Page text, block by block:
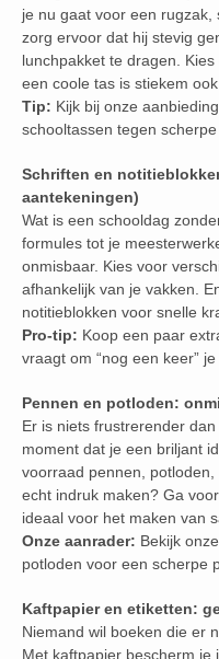
je nu gaat voor een rugzak,
zorg ervoor dat hij stevig
lunchpakket te dragen.
een coole tas is stiekem
Tip: Kijk bij onze
schooltassen tegen scherpe
Schriften en
aantekeningen)
Wat is een schooldag
formules tot je
onmisbaar. Kies voor
afhankelijk van je vakken.
notitieblokken voor snelle
Pro-tip: Koop een paar
vraagt om “nog een keer”
Pennen en potloden:
Er is niets frustrerender
moment dat je een briljant
voorraad pennen,
echt indruk maken? Ga
ideaal voor het maken van
Onze aanrader: Bekijk
potloden voor een scherpe
Kaftpapier en etiketten:
Niemand wil boeken die er
Met kaftpapier bescherm je